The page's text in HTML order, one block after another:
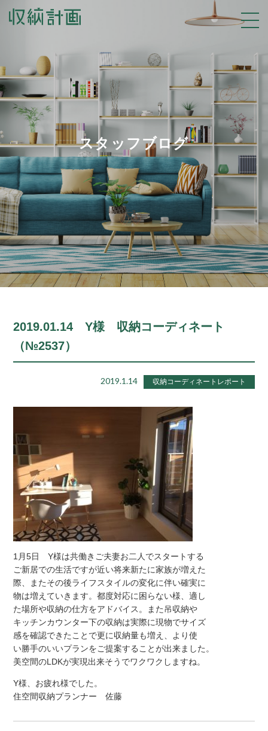
スタッフブログ
2019.01.14 Y様 収納コーディネート
（№2537）
2019.1.14 収納コーディネートレポート
1月5日 Y様は共働きご夫妻お二人でスタートする
ご新居での生活ですが近い将来新たに家族が増えた
際、またその後ライフスタイルの変化に伴い確実に
物は増えていきます。都度対応に困らない様、適し
た場所や収納の仕方をアドバイス。また吊収納や
キッチンカウンター下の収納は実際に現物でサイズ
感を確認できたことで更に収納量も増え、より使
い勝手のいいプランをご提案することが出来ました。
美空間のLDKが実現出来そうでワクワクしますね。
Y様、お疲れ様でした。
住空間収納プランナー 佐藤